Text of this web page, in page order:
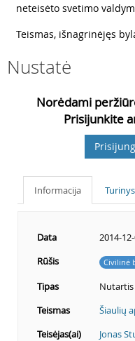
neteisėto svetimo
Teismas, išnagrinėjęs
Nustatė
Norėdami
Prisijunkite
Informacija Turinys
Data
2014-
Rūšis
Civilinė
Tipas
Nutartis
Teismas
Šiaulių
Teisėjas(ai)
Jonas